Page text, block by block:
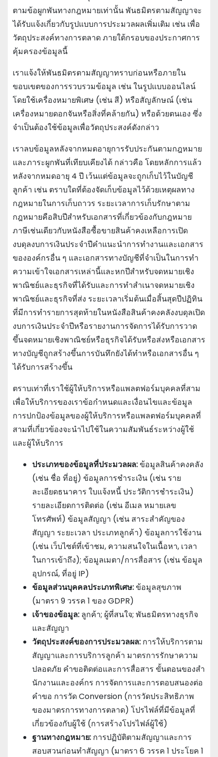
ตามข้อผูกพันทางกฎหมายเท่านั้น พันธมิตรตามสัญญาจะ
ได้รับแจ้งเกี่ยวกับรูปแบบการประมวลผลเพิ่มเติม เช่น เพื่อ
วัตถุประสงค์ทางการตลาด ภายใต้กรอบของประกาศการ
คุ้มครองข้อมูลนี้
เราแจ้งให้พันธมิตรตามสัญญาทราบก่อนหรือภายใน
ขอบเขตของการรวบรวมข้อมูล เช่น ในรูปแบบออนไลน์
โดยใช้เครื่องหมายพิเศษ (เช่น สี) หรือสัญลักษณ์ (เช่น
เครื่องหมายดอกจันหรือสิ่งที่คล้ายกัน) หรือด้วยตนเอง ซึ่ง
จําเป็นต้องใช้ข้อมูลเพื่อวัตถุประสงค์ดังกล่าว
เราลบข้อมูลหลังจากหมดอายุการรับประกันตามกฎหมาย
และภาระผูกพันที่เทียบเคียงได้ กล่าวคือ โดยหลักการแล้ว
หลังจากหมดอายุ 4 ปี เว้นแต่ข้อมูลจะถูกเก็บไว้ในบัญชี
ลูกค้า เช่น ตราบใดที่ต้องจัดเก็บข้อมูลไว้ด้วยเหตุผลทาง
กฎหมายในการเก็บถาวร ระยะเวลาการเก็บรักษาตาม
กฎหมายคือสิบปีสําหรับเอกสารที่เกี่ยวข้องกับกฎหมาย
ภาษีเช่นเดียวกับหนังสือซื้อขายสินค้าคงเหลือการเปิด
งบดุลงบการเงินประจําปีคําแนะนําการทํางานและเอกสาร
ขององค์กรอื่น ๆ และเอกสารทางบัญชีที่จําเป็นในการทํา
ความเข้าใจเอกสารเหล่านี้และหกปีสําหรับจดหมายเชิง
พาณิชย์และธุรกิจที่ได้รับและการทําสําเนาจดหมายเชิง
พาณิชย์และธุรกิจที่ส่ง ระยะเวลาเริ่มต้นเมื่อสิ้นสุดปีปฏิทิน
ที่มีการทํารายการสุดท้ายในหนังสือสินค้าคงคลังงบดุลเปิด
งบการเงินประจําปีหรือรายงานการจัดการได้รับการวาด
ขึ้นจดหมายเชิงพาณิชย์หรือธุรกิจได้รับหรือส่งหรือเอกสาร
ทางบัญชีถูกสร้างขึ้นการบันทึกยังได้ทําหรือเอกสารอื่น ๆ
ได้รับการสร้างขึ้น
ตราบเท่าที่เราใช้ผู้ให้บริการหรือแพลตฟอร์มบุคคลที่สาม
เพื่อให้บริการของเราข้อกําหนดและเงื่อนไขและข้อมูล
การปกป้องข้อมูลของผู้ให้บริการหรือแพลตฟอร์มบุคคลที่
สามที่เกี่ยวข้องจะนําไปใช้ในความสัมพันธ์ระหว่างผู้ใช้
และผู้ให้บริการ
ประเภทของข้อมูลที่ประมวลผล:ข้อมูลสินค้าคงคลัง
(เช่น ชื่อ ที่อยู่) ข้อมูลการชําระเงิน (เช่น ราย
ละเอียดธนาคาร ใบแจ้งหนี้ ประวัติการชําระเงิน)
รายละเอียดการติดต่อ (เช่น อีเมล หมายเลข
โทรศัพท์) ข้อมูลสัญญา (เช่น สาระสําคัญของ
สัญญา ระยะเวลา ประเภทลูกค้า) ข้อมูลการใช้งาน
(เช่น เว็บไซต์ที่เข้าชม, ความสนใจในเนื้อหา, เวลา
ในการเข้าถึง); ข้อมูลเมตา/การสื่อสาร (เช่น ข้อมูล
อุปกรณ์, ที่อยู่ IP)
ข้อมูลส่วนบุคคลประเภทพิเศษ:ข้อมูลสุขภาพ
(มาตรา 9 วรรค 1 ของ GDPR)
เจ้าของข้อมูล: ลูกค้า; ผู้ที่สนใจ; พันธมิตรทางธุรกิจ
และสัญญา
วัตถุประสงค์ของการประมวลผล: การให้บริการตาม
สัญญาและการบริการลูกค้า มาตรการรักษาความ
ปลอดภัย คําขอติดต่อและการสื่อสาร ขั้นตอนของสํา
นักงานและองค์กร การจัดการและการตอบสนองต่อ
คําขอ การวัด Conversion (การวัดประสิทธิภาพ
ของมาตรการทางการตลาด) โปรไฟล์ที่มีข้อมูลที่
เกี่ยวข้องกับผู้ใช้ (การสร้างโปรไฟล์ผู้ใช้)
ฐานทางกฎหมาย: การปฏิบัติตามสัญญาและการ
สอบสวนก่อนทําสัญญา (มาตรา 6 วรรค 1 ประโยค 1